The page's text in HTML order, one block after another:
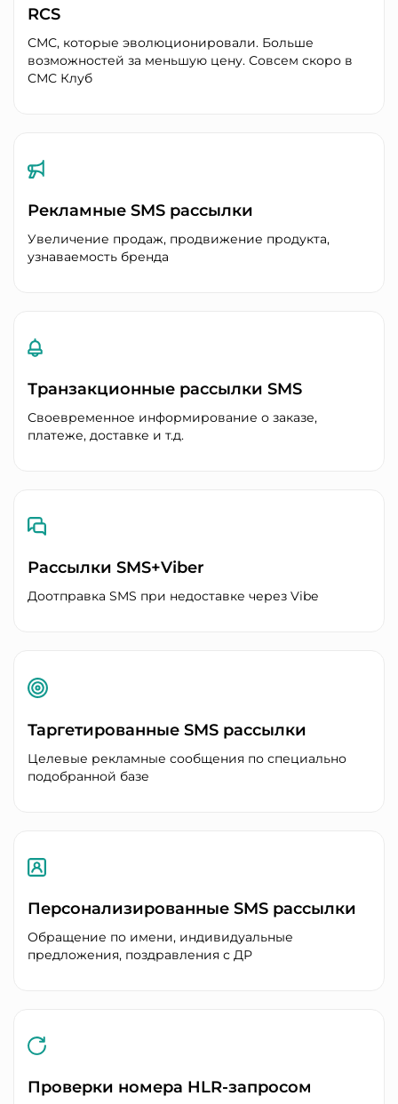
RCS
СМС, которые эволюционировали. Больше
возможностей за меньшую цену. Совсем скоро в
СМС Клуб
Рекламные SMS рассылки
Увеличение продаж, продвижение продукта,
узнаваемость бренда
Транзакционные рассылки SMS
Своевременное информирование о заказе,
платеже, доставке и т.д.
Рассылки SMS+Viber
Доотправка SMS при недоставке через Vibe
Таргетированные SMS рассылки
Целевые рекламные сообщения по специально
подобранной базе
Персонализированные SMS рассылки
Обращение по имени, индивидуальные
предложения, поздравления с ДР
Проверки номера HLR-запросом